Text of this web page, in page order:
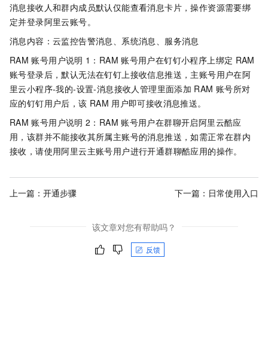
消息接收人和群内成员默认仅能查看消息卡片，操作资源需要绑
定并登录阿里云账号。
消息内容：云监控告警消息、系统消息、服务消息
RAM 账号用户说明 1：RAM 账号用户在钉钉小程序上绑定 RAM
账号登录后，默认无法在钉钉上接收信息推送，主账号用户在阿
里云小程序-我的-设置-消息接收人管理里面添加 RAM 账号所对
应的钉钉用户后，该 RAM 用户即可接收消息推送。
RAM 账号用户说明 2：RAM 账号用户在群聊开启阿里云酷应
用，该群并不能接收其所属主账号的消息推送，如需正常在群内
接收，请使用阿里云主账号用户进行开通群聊酷应用的操作。
上一篇： 开通步骤 下一篇： 日常使用入口
该文章对您有帮助吗？
反馈